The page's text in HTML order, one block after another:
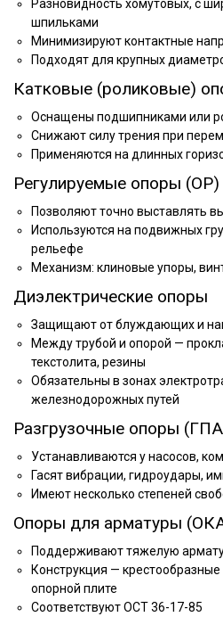
Разновидность хомутовых, с
шпильками
Минимизируют контактные
Подходят для крупных
Катковые (роликовые)
Оснащены подшипниками или
Снижают силу трения при
Применяются на длинных
Регулируемые опоры (ОР)
Позволяют точно выставлять
Используются на подвижных
рельефе
Механизм: клиновые упоры,
Диэлектрические опоры
Защищают от блуждающих и
Между трубой и опорой —
текстолита, резины
Обязательны в зонах
железнодорожных путей
Разгрузочные опоры
Устанавливаются у насосов,
Гасят вибрации, гидроудары,
Имеют несколько степеней
Опоры для арматуры
Поддерживают тяжелую
Конструкция —
опорной плите
Соответствуют ОСТ 36-17-85